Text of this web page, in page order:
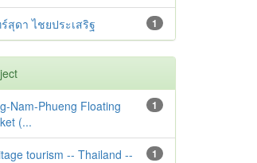
1
สุดา ไชยประเสริฐ
1
Nam-Phueng Floating
(...
1
tourism -- Thailand --